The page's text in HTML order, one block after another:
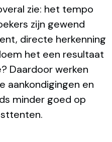
zie: het tempo
zijn gewend
directe herkenning
het een resultaat
Daardoor werken
aankondigingen en
minder goed op